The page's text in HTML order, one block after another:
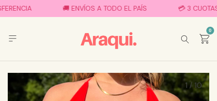
🚚 ENVÍOS A TODO EL PAÍS 💳 3 CUOTAS
0
1/ 10